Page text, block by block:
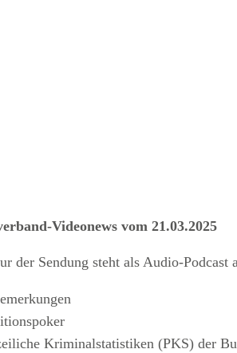
Videonews vom 21.03.2025
der Sendung steht als Audio-
Kriminalstatistiken (PKS) der